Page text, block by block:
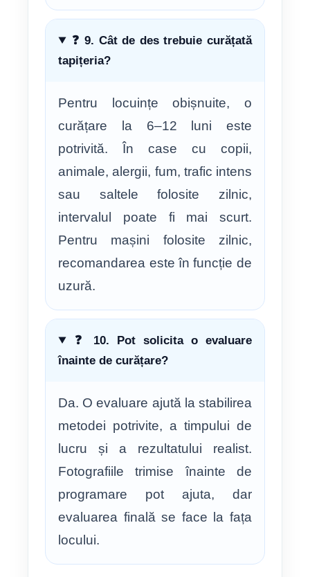
❓ 9. Cât de des trebuie curățată
tapițeria?
Pentru locuințe obișnuite, o
curățare la 6–12 luni este
potrivită. În case cu copii,
animale, alergii, fum, trafic intens
sau saltele folosite zilnic,
intervalul poate fi mai scurt.
Pentru mașini folosite zilnic,
recomandarea este în funcție de
uzură.
❓ 10. Pot solicita o evaluare
înainte de curățare?
Da. O evaluare ajută la stabilirea
metodei potrivite, a timpului de
lucru și a rezultatului realist.
Fotografiile trimise înainte de
programare pot ajuta, dar
evaluarea finală se face la fața
locului.